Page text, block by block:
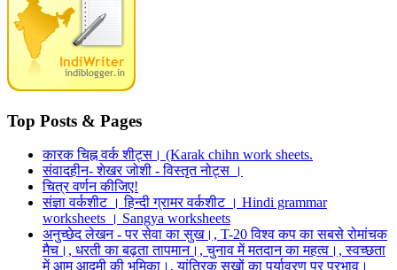
Top Posts & Pages
कारक चिह्न वर्क शीट्स। (Karak chihn work sheets.
संवादहीन- शेखर जोशी - विस्तृत नोट्स ।
चित्र वर्णन कीजिए!
संज्ञा वर्कशीट । हिन्दी ग्रामर वर्कशीट । Hindi grammar
worksheets । Sangya worksheets
अनुच्छेद लेखन - पर सेवा का सुख।, T-20 विश्व कप का सबसे रोमांचक
मैच।, धरती का बढ़ता तापमान।, चुनाव में मतदान का महत्व।, स्वच्छता
में आम आदमी की भूमिका।, यांत्रिक सुखों का पर्यावरण पर प्रभाव।